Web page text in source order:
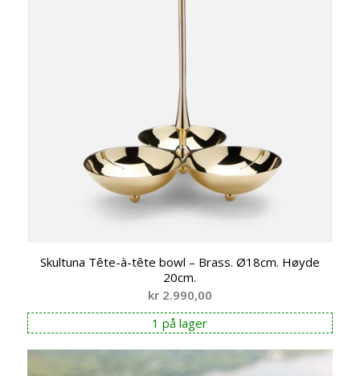
Skultuna Tête-à-tête bowl – Brass. Ø18cm. Høyde
20cm.
kr2.990,00
1 på lager